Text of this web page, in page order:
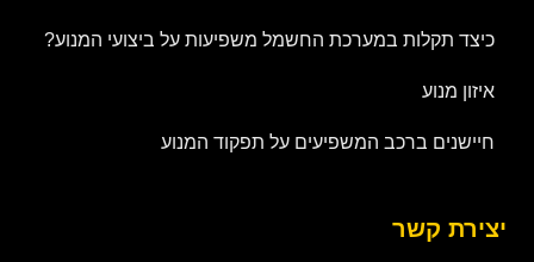
כיצד תקלות במערכת החשמל משפיעות על ביצועי המנוע?
איזון מנוע
חיישנים ברכב המשפיעים על תפקוד המנוע
יצירת קשר